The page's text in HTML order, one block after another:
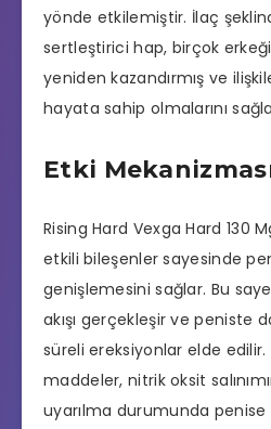
yönde etkilemiştir. İlaç
sertleştirici hap, birçok
yeniden kazandırmış ve
hayata sahip olmalarını
Etki
Rising Hard Vexga Hard 130
etkili bileşenler sayesinde
genişlemesini sağlar. Bu
akışı gerçekleşir ve peniste
süreli ereksiyonlar elde
maddeler, nitrik oksit
uyarılma durumunda penise